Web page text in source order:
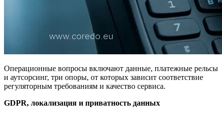
Операционные вопросы включают данные, платежные рельсы
и аутсорсинг, три опоры, от которых зависит соответствие
регуляторным требованиям и качество сервиса.
GDPR, локализация и приватность данных